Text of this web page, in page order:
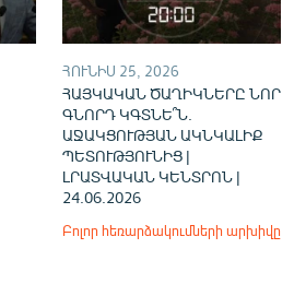
ՀՈՒՆԻՍ 25, 2026
ՀԱՅԿԱԿԱՆ ԾԱՂԻԿՆԵՐԸ ՆՈՐ
ԳՆՈՐԴ ԿԳՏՆԵ՞Ն.
ԱՋԱԿՑՈՒԹՅԱՆ ԱԿՆԿԱԼԻՔ
ՊԵՏՈՒԹՅՈՒՆԻՑ |
ԼՐԱՏՎԱԿԱՆ ԿԵՆՏՐՈՆ |
24.06.2026
Բոլոր հեռարձակումների արխիվը